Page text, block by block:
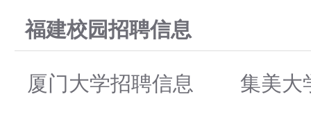
福建校园招聘信息
厦门大学招聘信息 集美大